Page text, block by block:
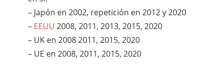
– Japón en 2002, repetición en 2012 y 2020
– EEUU 2008, 2011, 2013, 2015, 2020
– UK en 2008 2011, 2015, 2020
– UE en 2008, 2011, 2015, 2020